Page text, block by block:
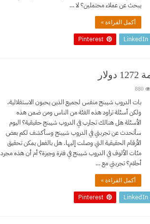
يبحث عن عملاء محتملين؟ لا …
أكمل القراءة »
LinkedIn
Pinterest
880
بات الدروب شيبنج منفس لجميع الذين يحبون الاستقلالية،
ولكن أسئلة تراود هذه الفئة من الناس ومن ضمن هذه
الأسئلة هل هنالك تجارب في الدروب شيبنج حقيقية؟ اليوم
سأتحدث عن تجربتي في الدروب شيبنج وسأكشف لكم بعض
الأرقام الحقيقية التي وصلت إليها. هل بالفعل يمكن تحقيق
مئات الألوف في الدروب شيبنج في فترة وجيزة؟ أم أن هذه مجرد
أحلام؟ تجربتي مع …
أكمل القراءة »
LinkedIn
Pinterest